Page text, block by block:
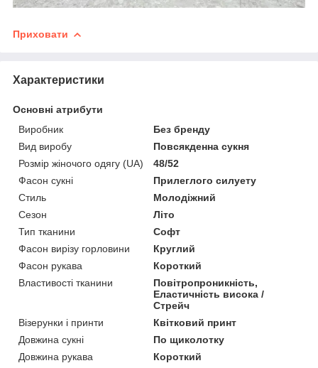
Приховати
Характеристики
Основні атрибути
Виробник
Без бренду
Вид виробу
Повсякденна сукня
Розмір жіночого одягу (UA)
48/52
Фасон сукні
Прилеглого силуету
Стиль
Молодіжний
Сезон
Літо
Тип тканини
Софт
Фасон вирізу горловини
Круглий
Фасон рукава
Короткий
Властивості тканини
Повітропроникність,
Еластичність висока /
Стрейч
Візерунки і принти
Квітковий принт
Довжина сукні
По щиколотку
Довжина рукава
Короткий